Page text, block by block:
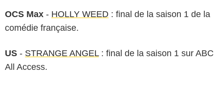
OCS Max - HOLLY WEED : final de la saison 1 de la
comédie française.
US - STRANGE ANGEL: final de la saison 1 sur ABC
All Access.